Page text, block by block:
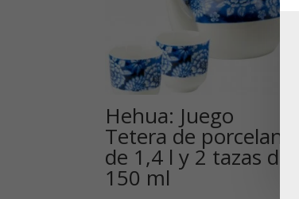
Hehua: Juego
Tetera de porcelana
de 1,4 l y 2 tazas de
150 ml